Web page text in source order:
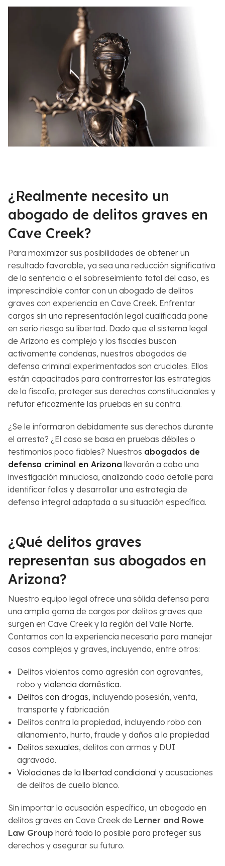
¿Realmente necesito un
abogado de delitos graves en
Cave Creek?
Para maximizar sus posibilidades de obtener un
resultado favorable, ya sea una reducción significativa
de la sentencia o el sobreseimiento total del caso, es
imprescindible contar con un abogado de delitos
graves con experiencia en Cave Creek. Enfrentar
cargos sin una representación legal cualificada pone
en serio riesgo su libertad. Dado que el sistema legal
de Arizona es complejo y los fiscales buscan
activamente condenas, nuestros abogados de
defensa criminal experimentados son cruciales. Ellos
están capacitados para contrarrestar las estrategias
de la fiscalía, proteger sus derechos constitucionales y
refutar eficazmente las pruebas en su contra.
¿Se le informaron debidamente sus derechos durante
el arresto? ¿El caso se basa en pruebas débiles o
testimonios poco fiables? Nuestros abogados de
defensa criminal en Arizona llevarán a cabo una
investigación minuciosa, analizando cada detalle para
identificar fallas y desarrollar una estrategia de
defensa integral adaptada a su situación específica.
¿Qué delitos graves
representan sus abogados en
Arizona?
Nuestro equipo legal ofrece una sólida defensa para
una amplia gama de cargos por delitos graves que
surgen en Cave Creek y la región del Valle Norte.
Contamos con la experiencia necesaria para manejar
casos complejos y graves, incluyendo, entre otros:
Delitos violentos como agresión con agravantes,
robo y violencia doméstica.
Delitos con drogas, incluyendo posesión, venta,
transporte y fabricación
Delitos contra la propiedad, incluyendo robo con
allanamiento, hurto, fraude y daños a la propiedad
Delitos sexuales, delitos con armas y DUI
agravado.
Violaciones de la libertad condicional y acusaciones
de delitos de cuello blanco.
Sin importar la acusación específica, un abogado en
delitos graves en Cave Creek de Lerner and Rowe
Law Group hará todo lo posible para proteger sus
derechos y asegurar su futuro.